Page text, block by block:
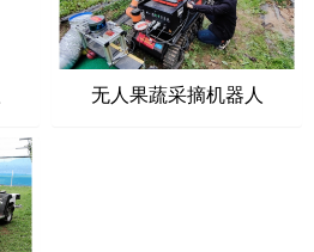
无人果蔬采摘机器人